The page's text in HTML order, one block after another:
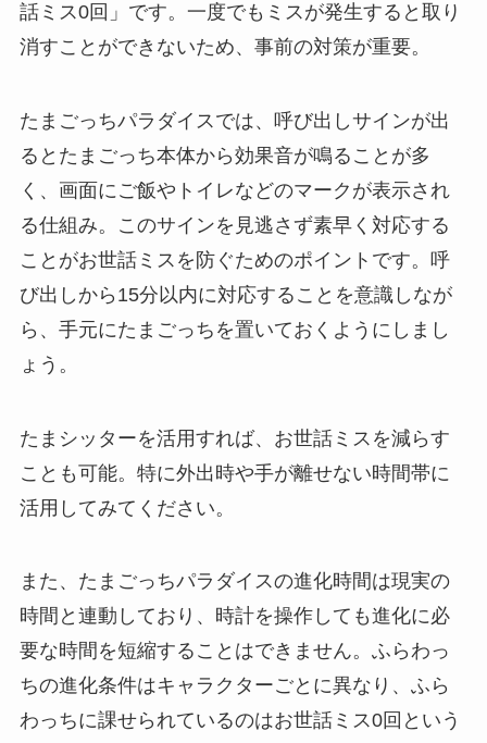
話ミス0回」です。一度でもミスが発生すると取り
消すことができないため、事前の対策が重要。
たまごっちパラダイスでは、呼び出しサインが出
るとたまごっち本体から効果音が鳴ることが多
く、画面にご飯やトイレなどのマークが表示され
る仕組み。このサインを見逃さず素早く対応する
ことがお世話ミスを防ぐためのポイントです。呼
び出しから15分以内に対応することを意識しなが
ら、手元にたまごっちを置いておくようにしまし
ょう。
たまシッターを活用すれば、お世話ミスを減らす
ことも可能。特に外出時や手が離せない時間帯に
活用してみてください。
また、たまごっちパラダイスの進化時間は現実の
時間と連動しており、時計を操作しても進化に必
要な時間を短縮することはできません。ふらわっ
ちの進化条件はキャラクターごとに異なり、ふら
わっちに課せられているのはお世話ミス0回という